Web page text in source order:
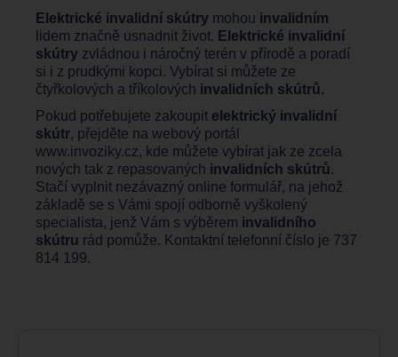
Elektrické invalidní skútry mohou invalidním
lidem značně usnadnit život. Elektrické invalidní
skútry zvládnou i náročný terén v přírodě a poradí
si i z prudkými kopci. Vybírat si můžete ze
čtyřkolových a tříkolových invalidních skútrů.
Pokud potřebujete zakoupit elektrický invalidní
skútr, přejděte na webový portál
www.invoziky.cz, kde můžete vybírat jak ze zcela
nových tak z repasovaných invalidních skútrů.
Stačí vyplnit nezávazný online formulář, na jehož
základě se s Vámi spojí odborně vyškolený
specialista, jenž Vám s výběrem invalidního
skútru rád pomůže. Kontaktní telefonní číslo je 737
814 199.